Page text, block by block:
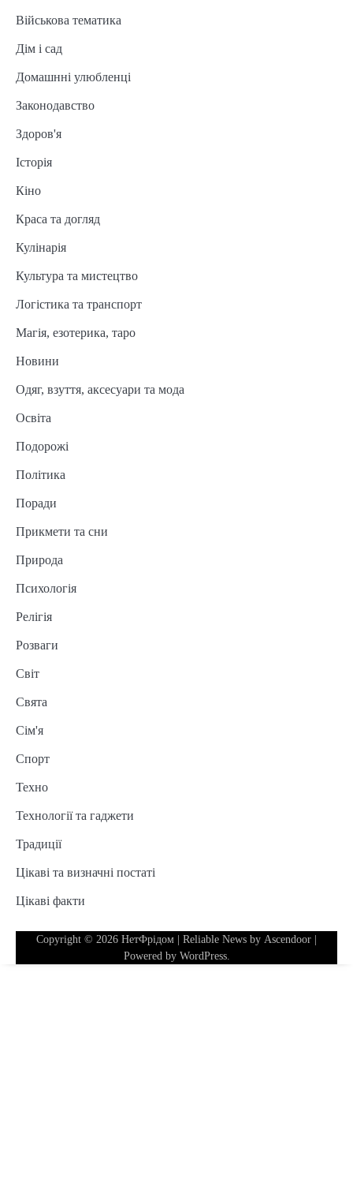
Військова тематика
Дім і сад
Домашнні улюбленці
Законодавство
Здоров'я
Історія
Кіно
Краса та догляд
Кулінарія
Культура та мистецтво
Логістика та транспорт
Магія, езотерика, таро
Новини
Одяг, взуття, аксесуари та мода
Освіта
Подорожі
Політика
Поради
Прикмети та сни
Природа
Психологія
Релігія
Розваги
Світ
Свята
Сім'я
Спорт
Техно
Технології та гаджети
Традиції
Цікаві та визначні постаті
Цікаві факти
Copyright © 2026 НетФрідом | Reliable News by Ascendoor
Powered by WordPress.